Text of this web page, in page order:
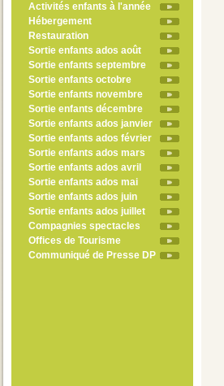
Activités enfants à l'année
Hébergement
Restauration
Sortie enfants ados août
Sortie enfants septembre
Sortie enfants octobre
Sortie enfants novembre
Sortie enfants décembre
Sortie enfants ados janvier
Sortie enfants ados février
Sortie enfants ados mars
Sortie enfants ados avril
Sortie enfants ados mai
Sortie enfants ados juin
Sortie enfants ados juillet
Compagnies spectacles
Offices de Tourisme
Communiqué de Presse DP